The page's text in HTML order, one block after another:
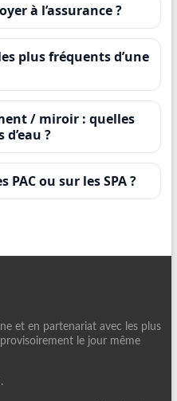
à l’assurance ?
plus fréquents d’une
/ miroir : quelles
?
ou sur les SPA ?
et en partenariat avec les plus
le jour même